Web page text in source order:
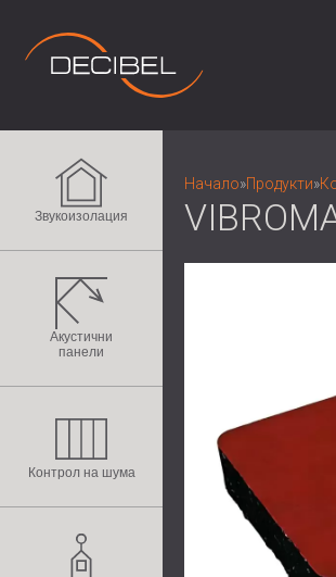
Звукоизолация
Акустични
панели
Контрол на шума
Начало»Продукти»